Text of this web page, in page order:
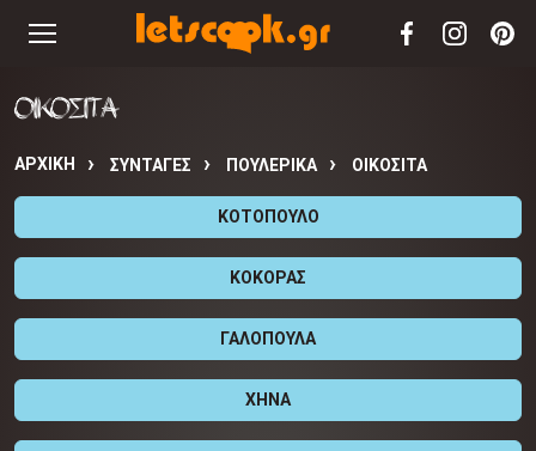
ΟΙΚΟΣΙΤΑ
ΑΡΧΙΚΉ ΣΥΝΤΑΓΈΣ ΠΟΥΛΕΡΙΚΑ ΟΙΚΟΣΙΤΑ
ΚΟΤΟΠΟΥΛΟ
ΚΟΚΟΡΑΣ
ΓΑΛΟΠΟΥΛΑ
ΧΗΝΑ